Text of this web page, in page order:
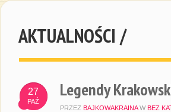
AKTUALNOŚCI /
27
PAŹ
Legendy
PRZEZ BAJKOWAKRAINA W BEZ